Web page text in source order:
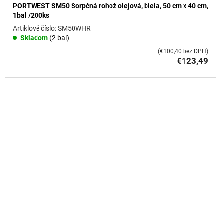
PORTWEST SM50 Sorpčná rohož olejová, biela, 50 cm x 40 cm,
1bal /200ks
Skladom (2 bal)
SM50WHR
€123,49
(€100,40 bez DPH)